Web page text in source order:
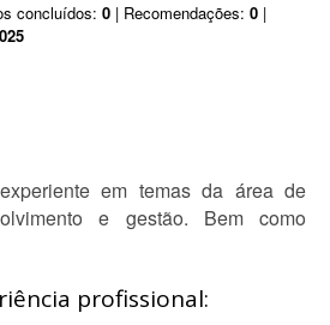
concluídos: 0 | Recomendações: 0 |
em temas da área de
e gestão. Bem como
profissional: